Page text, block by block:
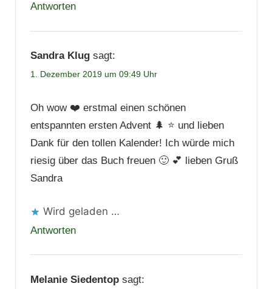
Antworten
Sandra Klug sagt:
1. Dezember 2019 um 09:49 Uhr
Oh wow ❤️ erstmal einen schönen
entspannten ersten Advent 🌲 ⭐ und lieben
Dank für den tollen Kalender! Ich würde mich
riesig über das Buch freuen 🙂 💕 lieben Gruß
Sandra
Wird geladen …
Antworten
Melanie Siedentop sagt: